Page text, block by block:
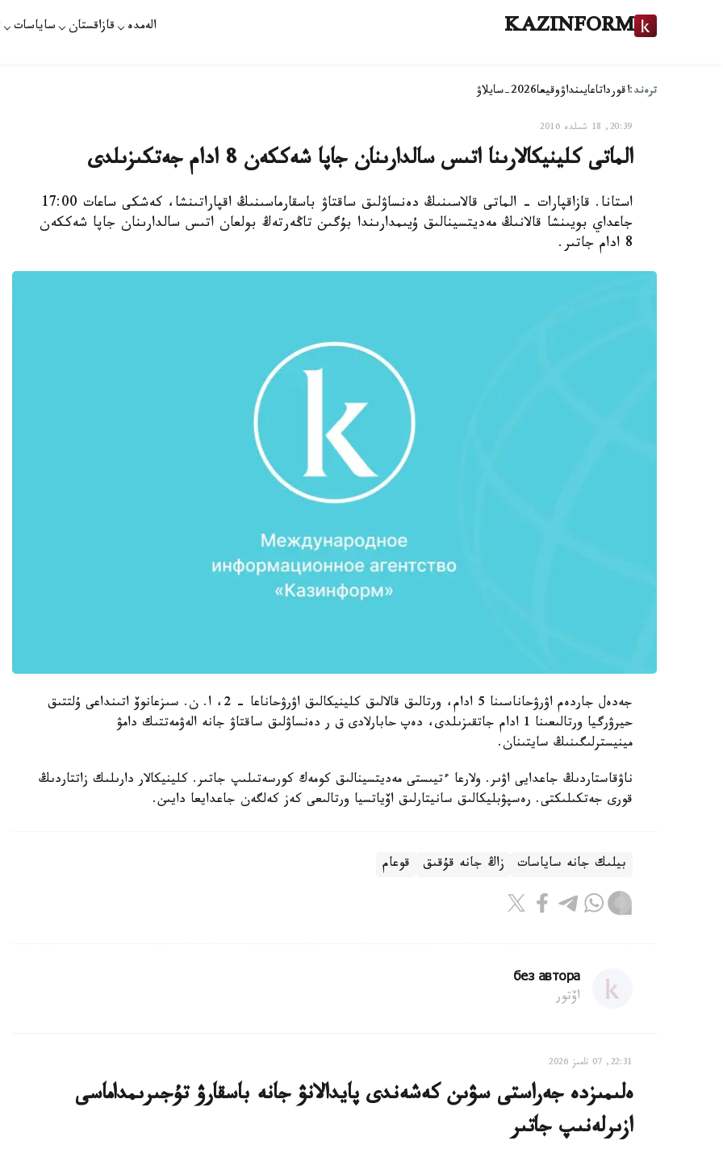
KAZINFORM الەمدە قازاقستان ساياسات
ترەند:اقورداتاعايىنداۋوقيعا2026-سايلاۋ
20:39, 18 شىلدە 2016
الماتى كلينيكالارىنا اتىس سالدارىنان جاپا شەككەن 8 ادام جەتكىزىلدى
استانا. قازاقپارات - الماتى قالاسىنىڭ دەنساۋلىق ساقتاۋ باسقارماسىنىڭ اقپاراتىنشا، كەشكى ساعات 17:00
جاعداي بويىنشا قالانىڭ مەديتسينالىق ۇيىمدارىندا بۇگىن تاڭەرتەڭ بولعان اتىس سالدارىنان جاپا شەككەن
8 ادام جاتىر.
جەدەل جاردەم اۋرۋحاناسىنا 5 ادام، ورتالىق قالالىق كلينيكالىق اۋرۋحاناعا - 2، ا. ن. سىزعانوۆ اتىنداعى ۇلتتىق
حيرۋرگيا ورتالىعىنا 1 ادام جاتقىزىلدى، دەپ حابارلادى ق ر دەنساۋلىق ساقتاۋ جانە الەۋمەتتىك دامۋ
مينيسترلىگىنىڭ سايتىنان.
ناۋقاستاردىڭ جاعدايى اۋىر. ولارعا ءتيىستى مەديتسينالىق كومەك كورسەتىلىپ جاتىر. كلينيكالار دارىلىك زاتتاردىڭ
قورى جەتكىلىكتى. رەسپۋبليكالىق سانيتارلىق اۆياتسيا ورتالىعى كەز كەلگەن جاعدايعا دايىن.
بيلىك جانە ساياسات زاڭ جانە قۇقىق قوعام
без автора
اۆتور
22:31, 07 تامىز 2026
ەلىمىزدە جەراستى سۋىن كەشەندى پايدالانۋ جانە باسقارۋ تۇجىرىمداماسى
ازىرلەنىپ جاتىر